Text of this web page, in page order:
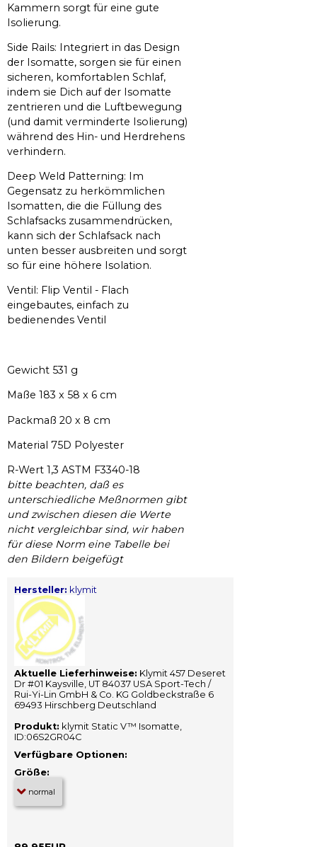
Kammern sorgt für eine gute
Isolierung.
Side Rails: Integriert in das Design
der Isomatte, sorgen sie für einen
sicheren, komfortablen Schlaf,
indem sie Dich auf der Isomatte
zentrieren und die Luftbewegung
(und damit verminderte Isolierung)
während des Hin- und Herdrehens
verhindern.
Deep Weld Patterning: Im
Gegensatz zu herkömmlichen
Isomatten, die die Füllung des
Schlafsacks zusammendrücken,
kann sich der Schlafsack nach
unten besser ausbreiten und sorgt
so für eine höhere Isolation.
Ventil: Flip Ventil - Flach
eingebautes, einfach zu
bedienendes Ventil
Gewicht 531 g
Maße 183 x 58 x 6 cm
Packmaß 20 x 8 cm
Material 75D Polyester
R-Wert 1,3 ASTM F3340-18
bitte beachten, daß es
unterschiedliche Meßnormen gibt
und zwischen diesen die Werte
nicht vergleichbar sind, wir haben
für diese Norm eine Tabelle bei
den Bildern beigefügt
Hersteller: klymit
Aktuelle Lieferhinweise: Klymit 457 Deseret
Dr #01 Kaysville, UT 84037 USA Sport-Tech /
Rui-Yi-Lin GmbH & Co. KG Goldbeckstraße 6
69493 Hirschberg Deutschland
Produkt: klymit Static V™ Isomatte,
ID:06S2GR04C
Verfügbare Optionen:
Größe: